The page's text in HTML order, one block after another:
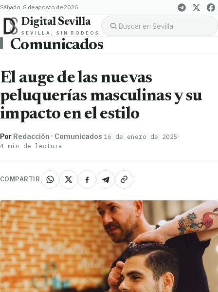
sábado, 8 de agosto de 2026
Digital Sevilla
SEVILLA, SIN RODEOS
Comunicados
El auge de las nuevas
peluquerías masculinas y su
impacto en el estilo
Por Redacción · Comunicados·16 de enero de 2025·
4 min de lectura
COMPARTIR